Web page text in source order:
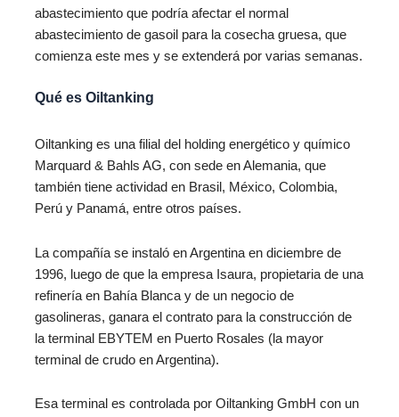
abastecimiento que podría afectar el normal
abastecimiento de gasoil para la cosecha gruesa, que
comienza este mes y se extenderá por varias semanas.
Qué es Oiltanking
Oiltanking es una filial del holding energético y químico
Marquard & Bahls AG, con sede en Alemania, que
también tiene actividad en Brasil, México, Colombia,
Perú y Panamá, entre otros países.
La compañía se instaló en Argentina en diciembre de
1996, luego de que la empresa Isaura, propietaria de una
refinería en Bahía Blanca y de un negocio de
gasolineras, ganara el contrato para la construcción de
la terminal EBYTEM en Puerto Rosales (la mayor
terminal de crudo en Argentina).
Esa terminal es controlada por Oiltanking GmbH con un